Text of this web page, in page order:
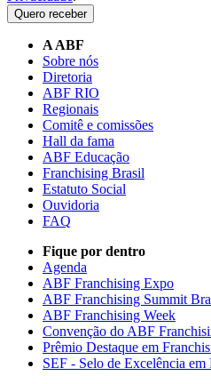
Quero receber
A ABF
Sobre nós
Diretoria
ABF RIO
Regionais
Comitê e comissões
Hall da fama
ABF Educação
Franchising Brasil
Estatuto Social
Ouvidoria
FAQ
Fique por dentro
Agenda
ABF Franchising Expo
ABF Franchising Summit
ABF Franchising Week
Convenção do ABF
Prêmio Destaque em
SEF - Selo de Excelência em